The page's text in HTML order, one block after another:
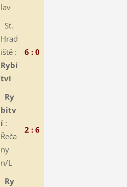
lav
St.
Hrad
iště :
Rybi
tví
6 : 0
Ry
bitv
í:
Řeča
ny
n/L
2 : 6
Ry